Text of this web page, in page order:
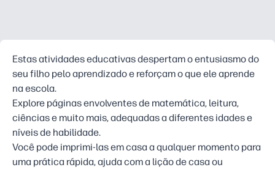
Estas atividades educativas despertam o entusiasmo do
seu filho pelo aprendizado e reforçam o que ele aprende
na escola.
Explore páginas envolventes de matemática, leitura,
ciências e muito mais, adequadas a diferentes idades e
níveis de habilidade.
Você pode imprimi-las em casa a qualquer momento para
uma prática rápida, ajuda com a lição de casa ou